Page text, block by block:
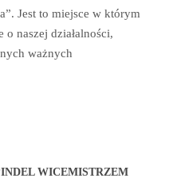
Jest to miejsce w którym
naszej działalności,
ważnych
WICEMISTRZEM